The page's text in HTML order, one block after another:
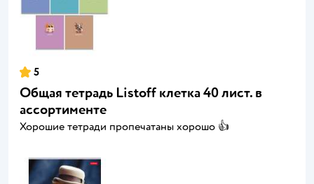
5
Общая тетрадь Listoff клетка 40 лист. в
ассортименте
Хорошие тетради пропечатаны хорошо 👍